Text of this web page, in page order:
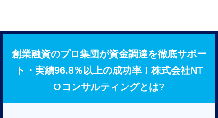
創業融資のプロ集団が資金調達を徹底サポー
ト・実績96.8％以上の成功率！株式会社NT
Oコンサルティングとは?